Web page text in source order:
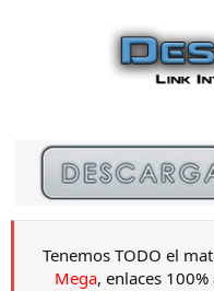
Tenemos TODO el
Mega, enlaces